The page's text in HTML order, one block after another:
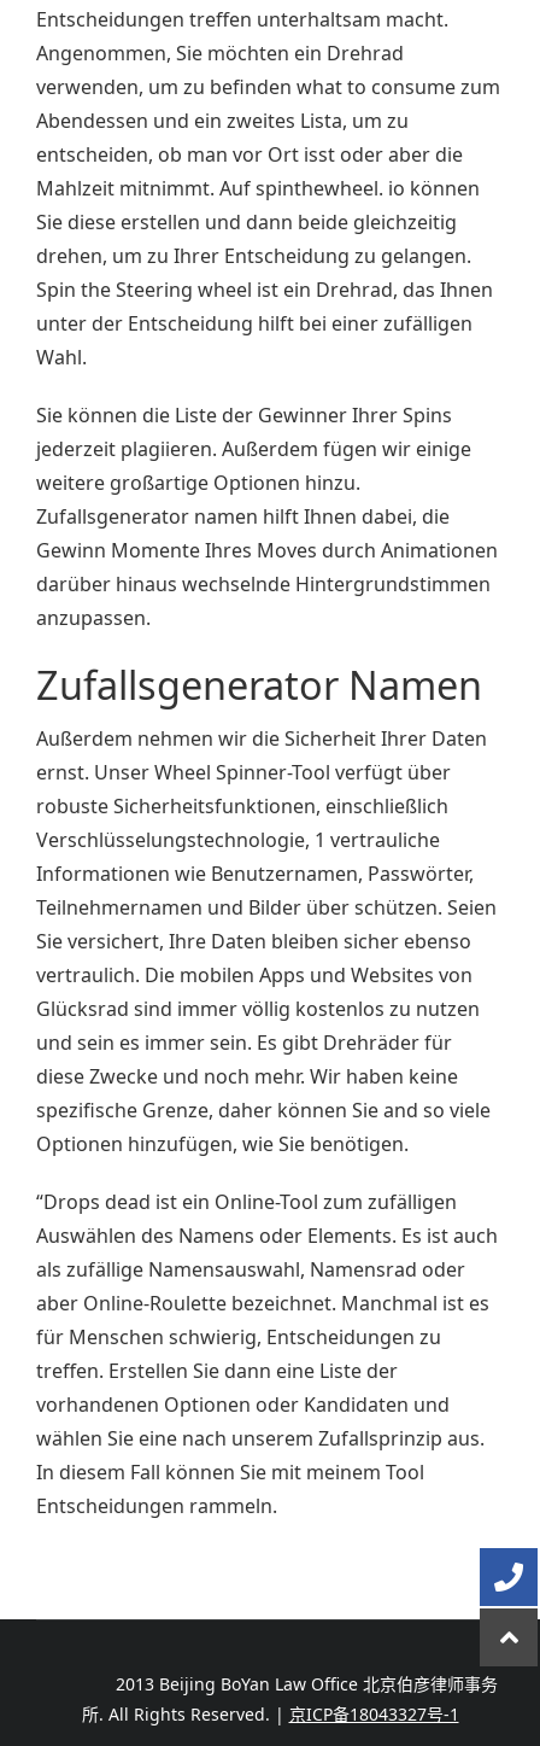
Entscheidungen treffen unterhaltsam macht.
Angenommen, Sie möchten ein Drehrad
verwenden, um zu befinden what to consume zum
Abendessen und ein zweites Lista, um zu
entscheiden, ob man vor Ort isst oder aber die
Mahlzeit mitnimmt. Auf spinthewheel. io können
Sie diese erstellen und dann beide gleichzeitig
drehen, um zu Ihrer Entscheidung zu gelangen.
Spin the Steering wheel ist ein Drehrad, das Ihnen
unter der Entscheidung hilft bei einer zufälligen
Wahl.
Sie können die Liste der Gewinner Ihrer Spins
jederzeit plagiieren. Außerdem fügen wir einige
weitere großartige Optionen hinzu.
Zufallsgenerator namen hilft Ihnen dabei, die
Gewinn Momente Ihres Moves durch Animationen
darüber hinaus wechselnde Hintergrundstimmen
anzupassen.
Zufallsgenerator Namen
Außerdem nehmen wir die Sicherheit Ihrer Daten
ernst. Unser Wheel Spinner-Tool verfügt über
robuste Sicherheitsfunktionen, einschließlich
Verschlüsselungstechnologie, 1 vertrauliche
Informationen wie Benutzernamen, Passwörter,
Teilnehmernamen und Bilder über schützen. Seien
Sie versichert, Ihre Daten bleiben sicher ebenso
vertraulich. Die mobilen Apps und Websites von
Glücksrad sind immer völlig kostenlos zu nutzen
und sein es immer sein. Es gibt Drehräder für
diese Zwecke und noch mehr. Wir haben keine
spezifische Grenze, daher können Sie and so viele
Optionen hinzufügen, wie Sie benötigen.
“Drops dead ist ein Online-Tool zum zufälligen
Auswählen des Namens oder Elements. Es ist auch
als zufällige Namensauswahl, Namensrad oder
aber Online-Roulette bezeichnet. Manchmal ist es
für Menschen schwierig, Entscheidungen zu
treffen. Erstellen Sie dann eine Liste der
vorhandenen Optionen oder Kandidaten und
wählen Sie eine nach unserem Zufallsprinzip aus.
In diesem Fall können Sie mit meinem Tool
Entscheidungen rammeln.
2013 Beijing BoYan Law Office 北京伯彦律师事务
所. All Rights Reserved. | 京ICP备18043327号-1